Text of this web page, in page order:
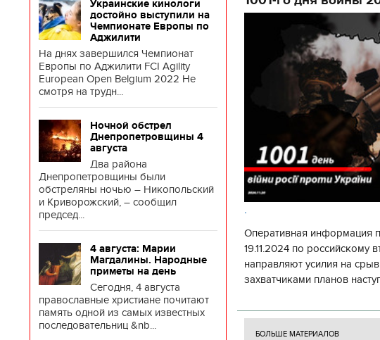
Украинские кинологи
достойно выступили на
Чемпионате Европы по
Аджилити
На днях завершился Чемпионат
Европы по Аджилити FCI Agility
European Open Belgium 2022 Не
смотря на трудн...
Ночной обстрел
Днепропетровщины 4
августа
Два района
Днепропетровщины были
обстреляны ночью – Никопольский
и Криворожский, – сообщил
председ...
4 августа: Марии
Магдалины. Народные
приметы на день
Сегодня, 4 августа
православные христиане почитают
память одной из самых известных
последовательниц &nb...
.
Оперативная информация
19.11.2024 по
направляют усилия на
захватчиками планов
боевых ст
БОЛЬШЕ МАТЕРИАЛОВ